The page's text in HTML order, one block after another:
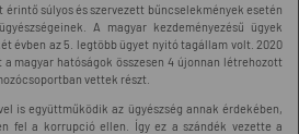
érintő súlyos és szervezett bűncselekmények esetén
A magyar kezdeményezésű ügyek
évben az 5. legtöbb ügyet nyitó tagállam volt. 2020
magyar hatóságok összesen 4 újonnan létrehozott
vettek részt.
is együttműködik az ügyészség annak érdekében,
fel a korrupció ellen. Így ez a szándék vezette a